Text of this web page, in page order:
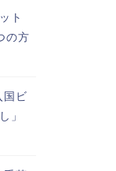
ト
の方
国ビ
」